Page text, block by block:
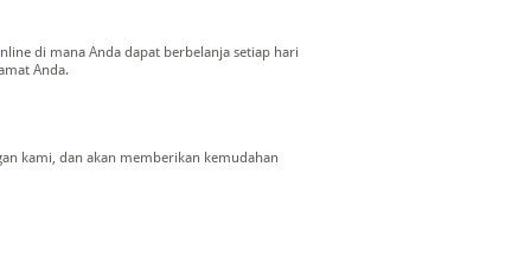
di mana Anda dapat berbelanja setiap hari
Anda.
kami, dan akan memberikan kemudahan